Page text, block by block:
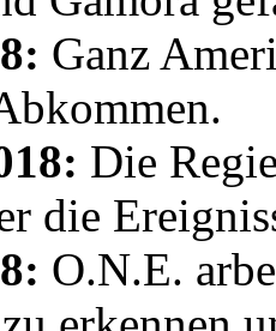
Ganz
Die
die
O.N.E.